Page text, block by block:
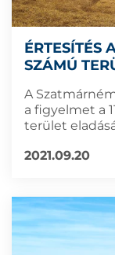
ÉRTESÍTÉS
SZÁMÚ
A
a figyelmet a
terület
2021.09.20